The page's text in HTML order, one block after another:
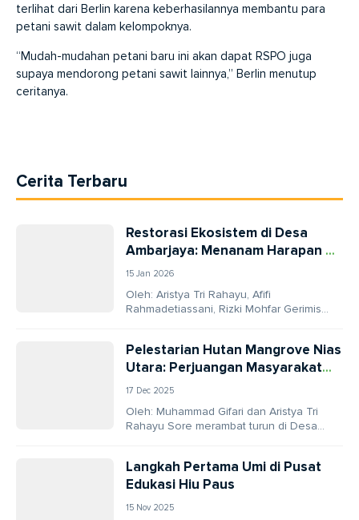
terlihat dari Berlin karena keberhasilannya membantu para
petani sawit dalam kelompoknya.
“Mudah-mudahan petani baru ini akan dapat RSPO juga
supaya mendorong petani sawit lainnya,” Berlin menutup
ceritanya.
Cerita Terbaru
Restorasi Ekosistem di Desa
Ambarjaya: Menanam Harapan di
Kaki Gunung Gede
15 Jan 2026
Oleh: Aristya Tri Rahayu, Afifi
Rahmadetiassani, Rizki Mohfar Gerimis
Pelestarian Hutan Mangrove Nias
Utara: Perjuangan Masyarakat
Jaga Teluk Ba’a
17 Dec 2025
Oleh: Muhammad Gifari dan Aristya Tri
Rahayu Sore merambat turun di Desa
Langkah Pertama Umi di Pusat
Edukasi Hiu Paus
15 Nov 2025